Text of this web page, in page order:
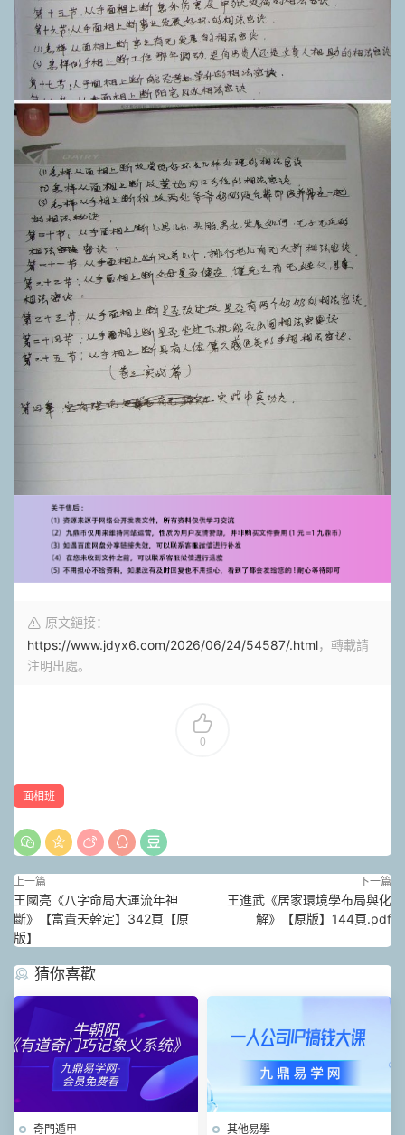
原文鏈接：
https://www.jdyx6.com/2026/06/24/54587/.html，轉載請
注明出處。
0
面相班
上一篇
王國亮《八字命局大運流年神
斷》【富貴天幹定】342頁【原
版】
下一篇
王進武《居家環‮學境‬布局‮化與‬
解》【原版】144頁.pdf
猜你喜歡
奇門遁甲
其他易學